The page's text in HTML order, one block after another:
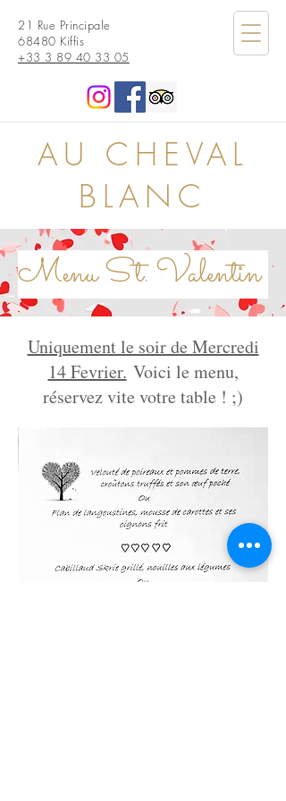
21 Rue Principale
68480 Kiffis
+33 3 89 40 33 05
AU CHEVAL
BLANC
Menu St. Valentin
Uniquement le soir de Mercredi
14 Fevrier. Voici le menu,
réservez vite votre table ! ;)